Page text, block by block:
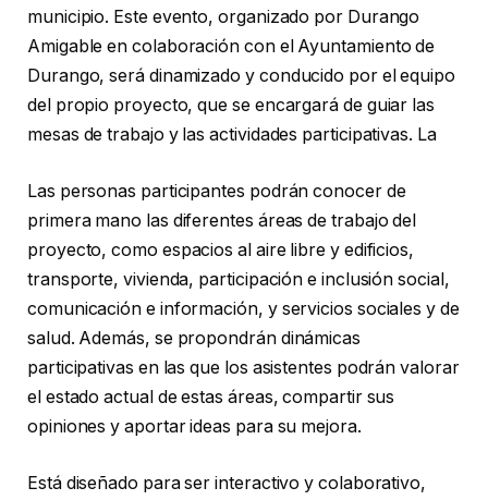
municipio. Este evento, organizado por Durango
Amigable en colaboración con el Ayuntamiento de
Durango, será dinamizado y conducido por el equipo
del propio proyecto, que se encargará de guiar las
mesas de trabajo y las actividades participativas. La
Las personas participantes podrán conocer de
primera mano las diferentes áreas de trabajo del
proyecto, como espacios al aire libre y edificios,
transporte, vivienda, participación e inclusión social,
comunicación e información, y servicios sociales y de
salud. Además, se propondrán dinámicas
participativas en las que los asistentes podrán valorar
el estado actual de estas áreas, compartir sus
opiniones y aportar ideas para su mejora.
Está diseñado para ser interactivo y colaborativo,